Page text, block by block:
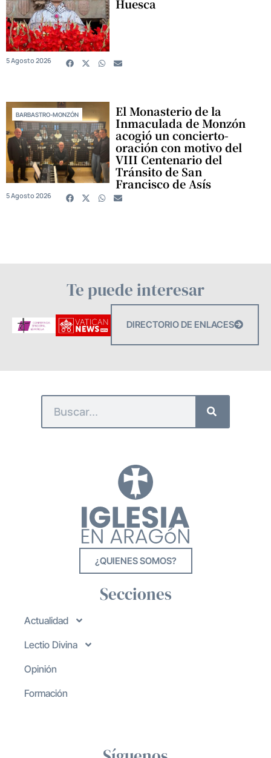
Huesca
5 Agosto 2026
BARBASTRO-MONZÓN El Monasterio de la
Inmaculada de Monzón
acogió un concierto-
oración con motivo del
VIII Centenario del
Tránsito de San
Francisco de Asís
5 Agosto 2026
Te puede interesar
DIRECTORIO DE ENLACES
¿QUIENES SOMOS?
Secciones
Actualidad
Lectio Divina
Opinión
Formación